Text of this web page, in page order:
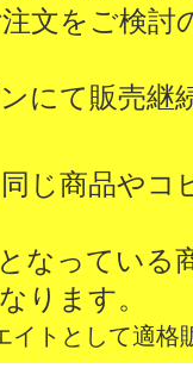
文をご検討
にて販売継
じ商品やコ
となっている
ります。
イトとして適格